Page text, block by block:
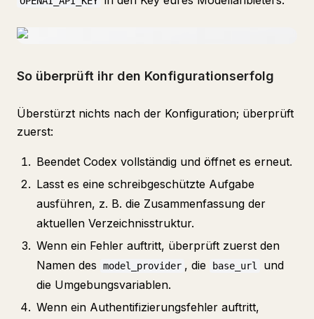
So überprüft ihr den Konfigurationserfolg
Überstürzt nichts nach der Konfiguration; überprüft
zuerst:
Beendet Codex vollständig und öffnet es erneut.
Lasst es eine schreibgeschützte Aufgabe
ausführen, z. B. die Zusammenfassung der
aktuellen Verzeichnisstruktur.
Wenn ein Fehler auftritt, überprüft zuerst den
Namen des
model_provider , die base_url
und
die Umgebungsvariablen.
Wenn ein Authentifizierungsfehler auftritt,